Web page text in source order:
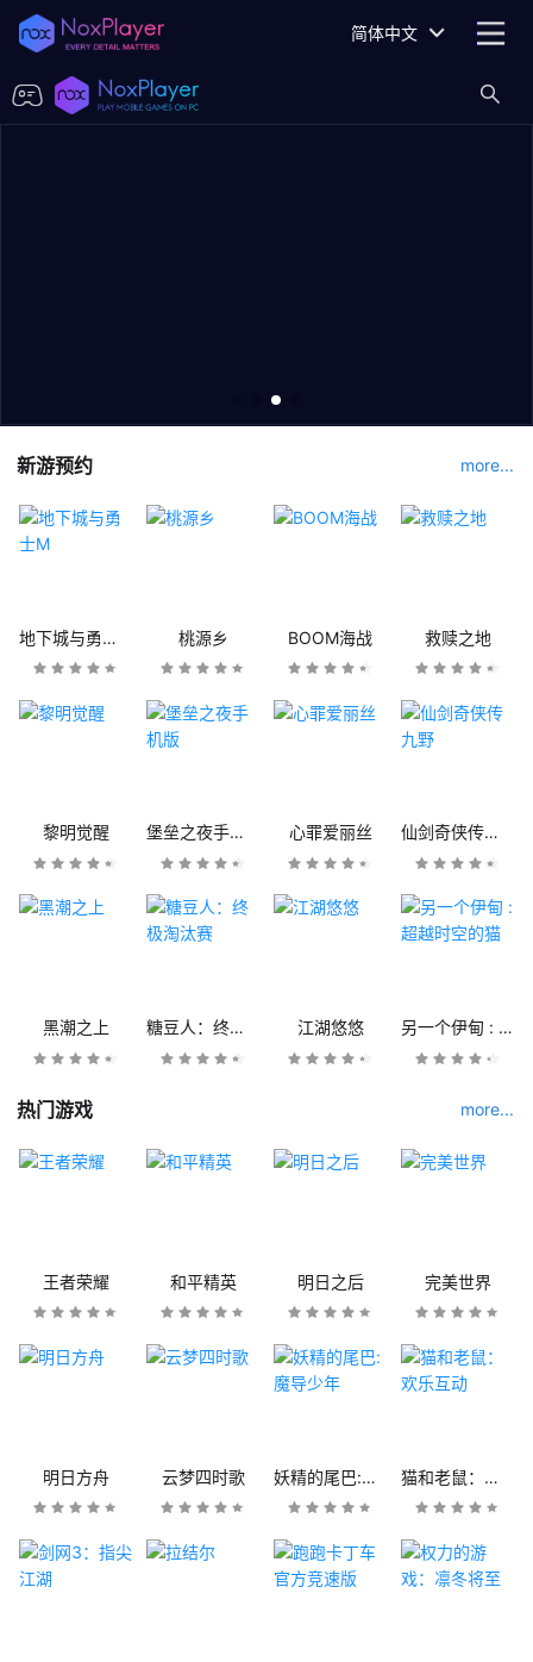
简体中文
新游预约 more...
地下城与勇士M 桃源乡 BOOM海战 救赎之地
黎明觉醒 堡垒之夜手机版 心罪爱丽丝 仙剑奇侠传九野
黑潮之上 糖豆人：终极淘汰赛 江湖悠悠 另一个伊甸 : 超越时空的猫
热门游戏 more...
王者荣耀 和平精英 明日之后 完美世界
明日方舟 云梦四时歌 妖精的尾巴:魔导少年 猫和老鼠：欢乐互动